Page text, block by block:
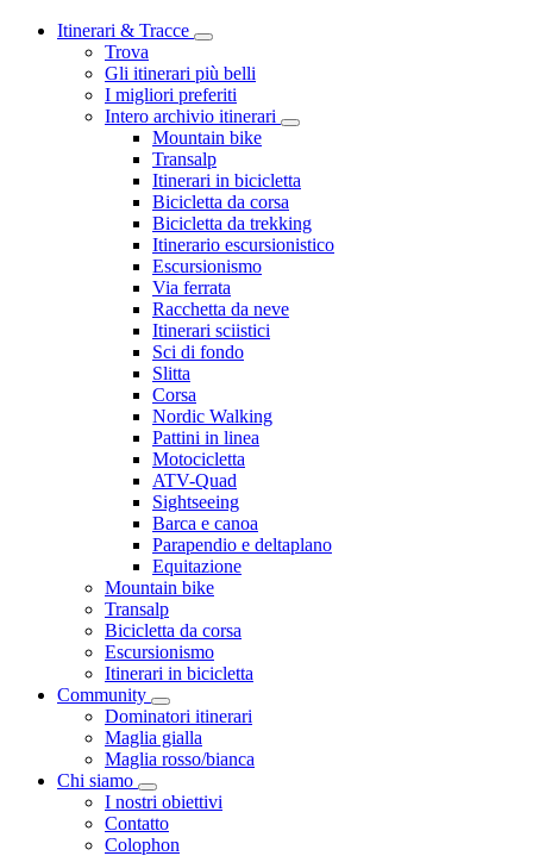
Itinerari & Tracce
Trova
Gli itinerari più belli
I migliori preferiti
Intero archivio itinerari
Mountain bike
Transalp
Itinerari in bicicletta
Bicicletta da corsa
Bicicletta da trekking
Itinerario escursionistico
Escursionismo
Via ferrata
Racchetta da neve
Itinerari sciistici
Sci di fondo
Slitta
Corsa
Nordic Walking
Pattini in linea
Motocicletta
ATV-Quad
Sightseeing
Barca e canoa
Parapendio e deltaplano
Equitazione
Mountain bike
Transalp
Bicicletta da corsa
Escursionismo
Itinerari in bicicletta
Community
Dominatori itinerari
Maglia gialla
Maglia rosso/bianca
Chi siamo
I nostri obiettivi
Contatto
Colophon